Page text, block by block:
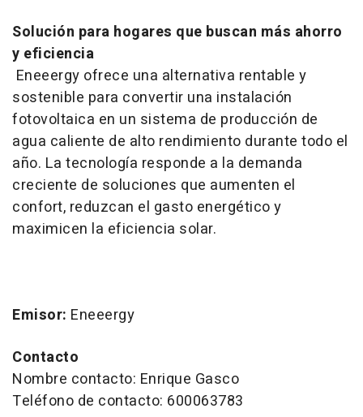
Solución para hogares que buscan más ahorro
y eficiencia
Eneeergy ofrece una alternativa rentable y
sostenible para convertir una instalación
fotovoltaica en un sistema de producción de
agua caliente de alto rendimiento durante todo el
año. La tecnología responde a la demanda
creciente de soluciones que aumenten el
confort, reduzcan el gasto energético y
maximicen la eficiencia solar.
Emisor: Eneeergy
Contacto
Nombre contacto: Enrique Gasco
Teléfono de contacto: 600063783